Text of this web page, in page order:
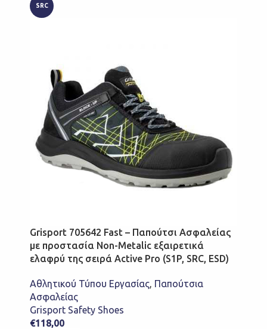
SRC
Grisport 705642 Fast – Παπούτσι Ασφαλείας
με προστασία Non-Metalic εξαιρετικά
ελαφρύ της σειρά Active Pro (S1P, SRC, ESD)
Αθλητικού Τύπου Εργασίας, Παπούτσια
Ασφαλείας
Grisport Safety Shoes
€118,00